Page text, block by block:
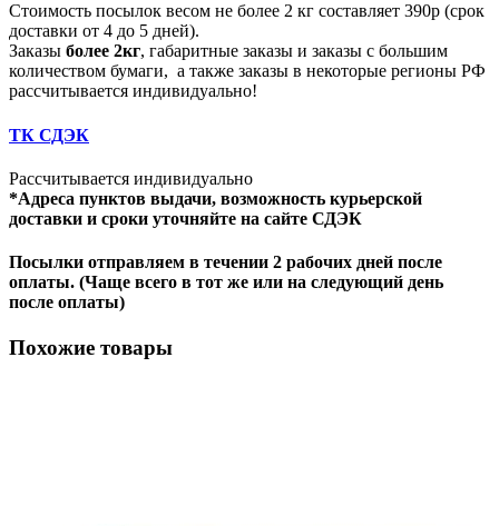
Стоимость посылок весом не более 2 кг составляет 390р (срок
доставки от 4 до 5 дней).
Заказы более 2кг, габаритные заказы и заказы с большим
количеством бумаги, а также заказы в некоторые регионы РФ
рассчитывается индивидуально!
ТК СДЭК
Рассчитывается индивидуально
*Адреса пунктов выдачи, возможность курьерской
доставки и сроки уточняйте на сайте СДЭК
Посылки отправляем в течении 2 рабочих дней после
оплаты. (Чаще всего в тот же или на следующий день
после оплаты)
Похожие товары